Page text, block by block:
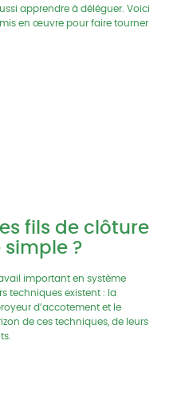
apprendre à déléguer. Voici
en œuvre pour faire tourner
fils de clôture
?
important en système
techniques existent : la
d’accotement et le
de ces techniques, de leurs